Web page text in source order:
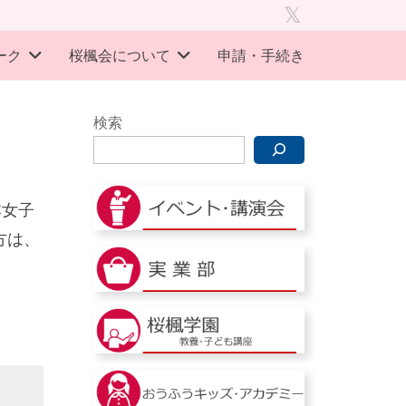
ク 桜楓会について 申請・手続き
子
、
検索